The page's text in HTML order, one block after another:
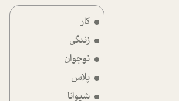
کار
زندگی
نوجوان
پلاس
شیوانا